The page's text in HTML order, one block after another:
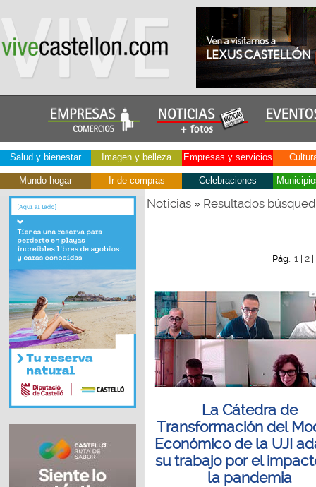
Salud y bienestar Imagen y belleza Empresas y servicios
Mundo hogar Ir de compras Celebraciones
Noticias» Resultados
Pág.: 1| 2|
La Cátedra de
Transformación del
Económico de la UJI
su trabajo por el
la pandemia